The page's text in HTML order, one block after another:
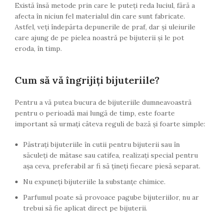
Există însă metode prin care le puteți reda luciul, fără a
afecta în niciun fel materialul din care sunt fabricate.
Astfel, veți îndepărta depunerile de praf, dar și uleiurile
care ajung de pe pielea noastră pe bijuterii și le pot
eroda, în timp.
Cum să vă îngrijiţi bijuteriile?
Pentru a vă putea bucura de bijuteriile dumneavoastră
pentru o perioadă mai lungă de timp, este foarte
important să urmaţi câteva reguli de bază şi foarte simple:
Păstraţi bijuteriile în cutii pentru bijuterii sau în
săculeţi de mătase sau catifea, realizaţi special pentru
aşa ceva, preferabil ar fi să ţineţi fiecare piesă separat.
Nu expuneţi bijuteriile la substanţe chimice.
Parfumul poate să provoace pagube bijuteriilor, nu ar
trebui să fie aplicat direct pe bijuterii.